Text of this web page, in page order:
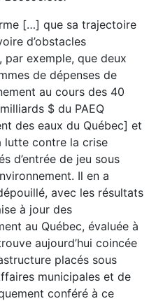
[…] que sa trajectoire
d’obstacles
par exemple, que deux
de dépenses de
au cours des 40
$ du PAEQ
des eaux du Québec] et
lutte contre la crise
d’entrée de jeu sous
Il en a
avec les résultats
à jour des
au Québec, évaluée à
aujourd’hui coincée
placés sous
municipales et de
conféré à ce